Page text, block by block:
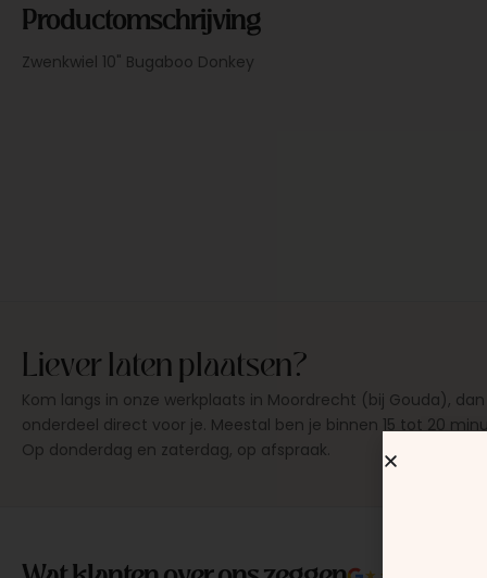
Productomschrijving
Zwenkwiel 10" Bugaboo Donkey
Liever laten plaatsen?
Kom langs in onze werkplaats in Moordrecht (bij Gouda),
onderdeel direct voor je. Meestal ben je binnen 15 tot 20
Op donderdag en zaterdag, op afspraak.